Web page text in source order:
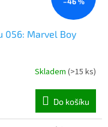
056: Marvel Boy
Skladem (>15 ks)
Do košíku